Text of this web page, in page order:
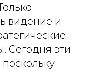
видение и
Сегодня эти